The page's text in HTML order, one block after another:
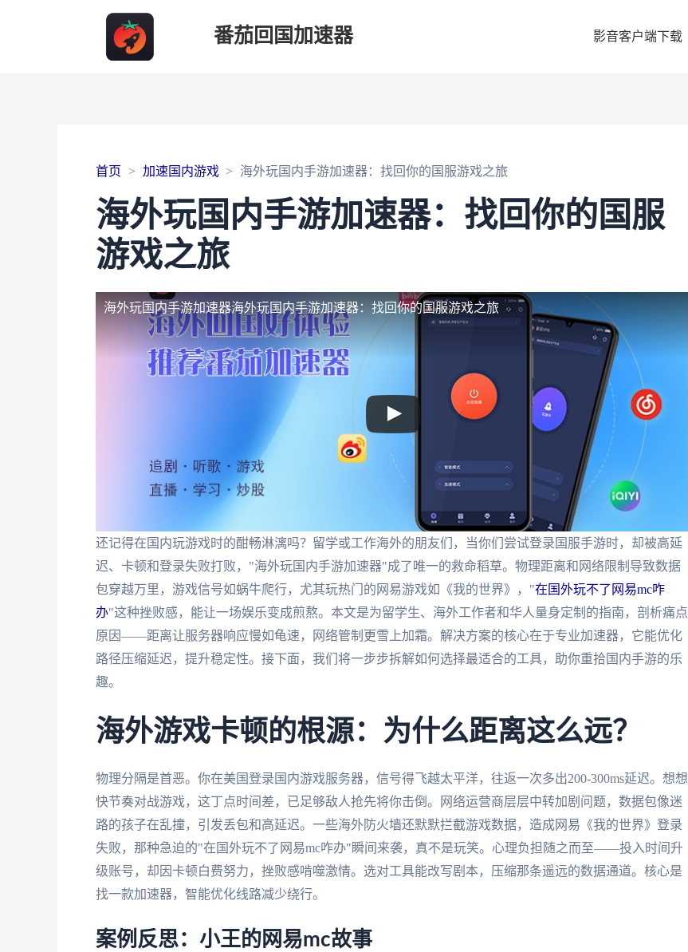
番茄回国加速器 影音客户端下载
首页 加速国内游戏 海外玩国内手游加速器：找回你的国服游戏之旅
海外玩国内手游加速器：找回你的国服
游戏之旅
海外玩国内手游加速器海外玩国内手游加速器：找回你的国服游戏之旅
还记得在国内玩游戏时的酣畅淋漓吗？留学或工作海外的朋友们，当你们尝试登录国服手游时，却被高延
迟、卡顿和登录失败打败，"海外玩国内手游加速器"成了唯一的救命稻草。物理距离和网络限制导致数据
包穿越万里，游戏信号如蜗牛爬行，尤其玩热门的网易游戏如《我的世界》，"在国外玩不了网易mc咋
办"这种挫败感，能让一场娱乐变成煎熬。本文是为留学生、海外工作者和华人量身定制的指南，剖析痛点
原因——距离让服务器响应慢如龟速，网络管制更雪上加霜。解决方案的核心在于专业加速器，它能优化
路径压缩延迟，提升稳定性。接下面，我们将一步步拆解如何选择最适合的工具，助你重拾国内手游的乐
趣。
海外游戏卡顿的根源：为什么距离这么远？
物理分隔是首恶。你在美国登录国内游戏服务器，信号得飞越太平洋，往返一次多出200-300ms延迟。想想
快节奏对战游戏，这丁点时间差，已足够敌人抢先将你击倒。网络运营商层层中转加剧问题，数据包像迷
路的孩子在乱撞，引发丢包和高延迟。一些海外防火墙还默默拦截游戏数据，造成网易《我的世界》登录
失败，那种急迫的"在国外玩不了网易mc咋办"瞬间来袭，真不是玩笑。心理负担随之而至——投入时间升
级账号，却因卡顿白费努力，挫败感啃噬激情。选对工具能改写剧本，压缩那条遥远的数据通道。核心是
找一款加速器，智能优化线路减少绕行。
案例反思：小王的网易mc故事